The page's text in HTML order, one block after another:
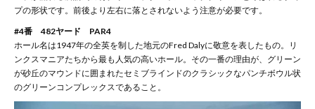
プの形状です。前後より左右に落とされないよう注意が必要です。
#4番 482ヤード PAR4
ホール名は1947年の全英を制した地元のFred Dalyに敬意を表したもの。リ
ンクスマニアたちから最も人気の高いホール。その一番の理由が、グリーン
が砂丘のマウンドに囲まれたセミブラインドのクラシックなパンチボウル状
のグリーンコンプレックスであること。